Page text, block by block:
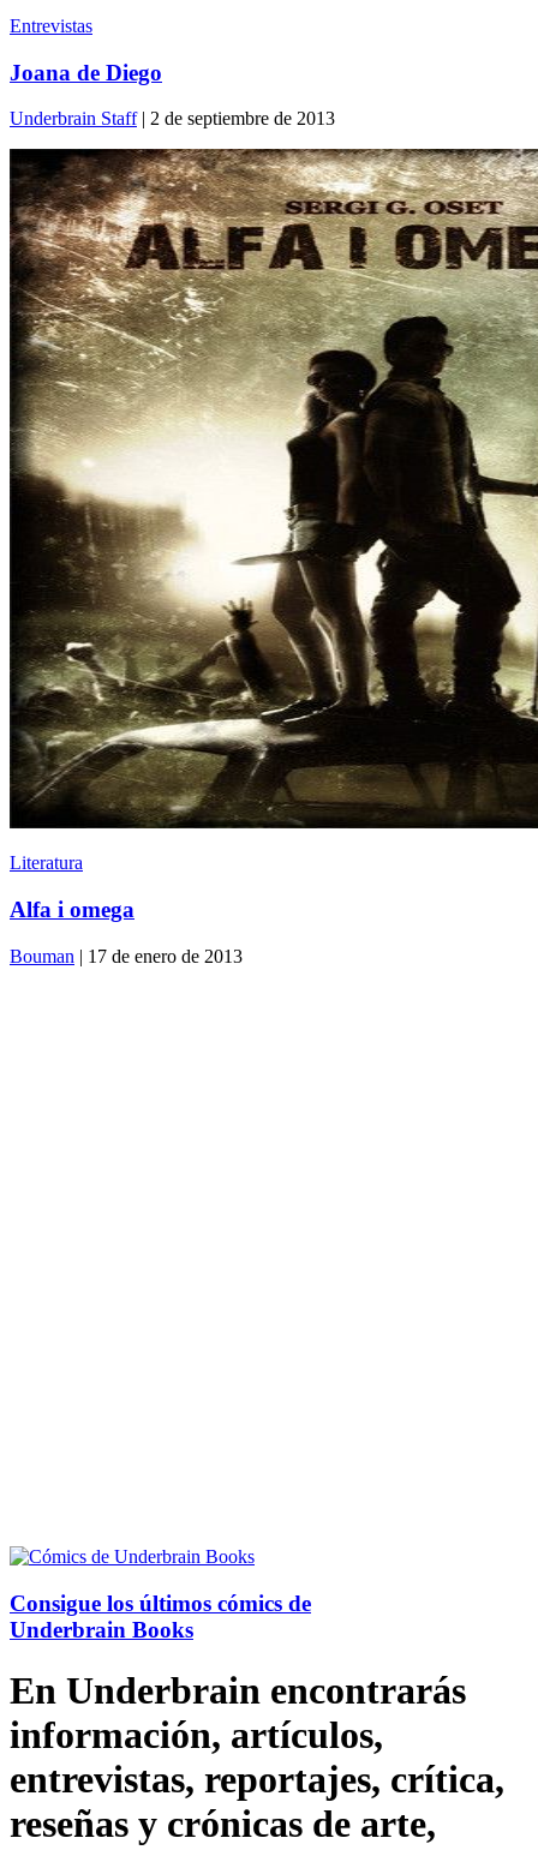
Entrevistas
Joana de Diego
Underbrain Staff| 2 de septiembre de 2013
Literatura
Alfa i omega
Bouman | 17 de enero de 2013
Consigue los últimos cómics de
Underbrain Books
En Underbrain encontrarás
información, artículos,
entrevistas, reportajes, crítica,
reseñas y crónicas de arte,